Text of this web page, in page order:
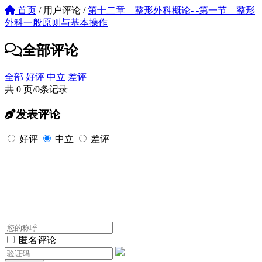
首页 /用户评论 / 第十二章 整形外科概论- -第一节 整形
外科一般原则与基本操作
全部评论
全部 好评 中立 差评
共 0 页/0条记录
发表评论
好评 中立 差评
匿名评论